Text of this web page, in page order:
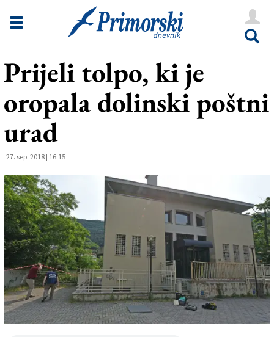
Novice
Goriška
Kultura
Še
Vreme
V Kioskih
Uredništvo
Oglasi
Založnik
Zadruga PD
Prijeli tolpo, ki je
oropala dolinski poštni
urad
27. sep. 2018 | 16:15